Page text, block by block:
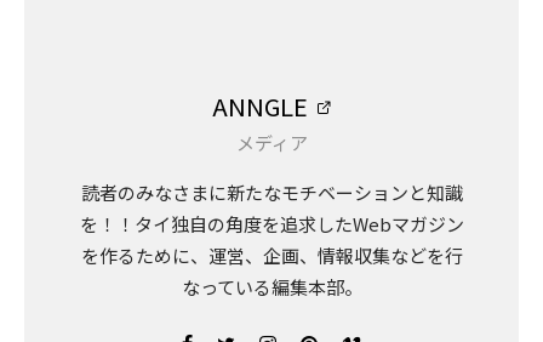
ANNGLE
メディア
読者のみなさまに新たなモチベーションと知識
を！！タイ独自の角度を追求したWebマガジン
を作るために、運営、企画、情報収集などを行
なっている編集本部。